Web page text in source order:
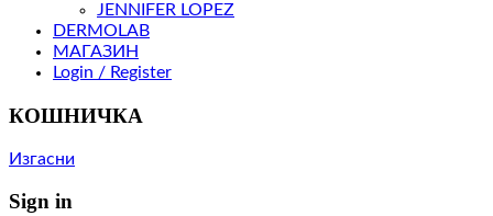
JENNIFER LOPEZ
DERMOLAB
МАГАЗИН
Login / Register
КОШНИЧКА
Изгасни
Sign in